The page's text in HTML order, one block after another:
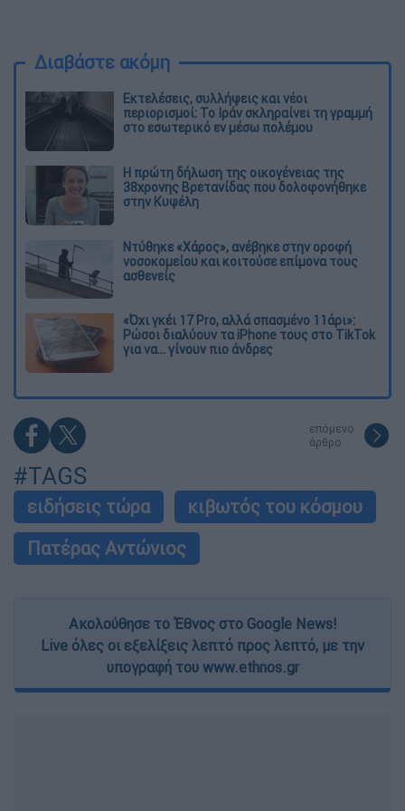
Διαβάστε ακόμη
Εκτελέσεις, συλλήψεις και νέοι
περιορισμοί: Το Ιράν σκληραίνει τη γραμμή
στο εσωτερικό εν μέσω πολέμου
Η πρώτη δήλωση της οικογένειας της
38χρονης Βρετανίδας που δολοφονήθηκε
στην Κυψέλη
Ντύθηκε «Χάρος», ανέβηκε στην οροφή
νοσοκομείου και κοιτούσε επίμονα τους
ασθενείς
«Όχι γκέι 17 Pro, αλλά σπασμένο 11άρι»:
Ρώσοι διαλύουν τα iPhone τους στο TikTok
για να... γίνουν πιο άνδρες
επόμενο
άρθρο
#TAGS
ειδήσεις τώρα
κιβωτός του κόσμου
Πατέρας Αντώνιος
Ακολούθησε το Έθνος στο Google News!
Live όλες οι εξελίξεις λεπτό προς λεπτό, με την
υπογραφή του www.ethnos.gr